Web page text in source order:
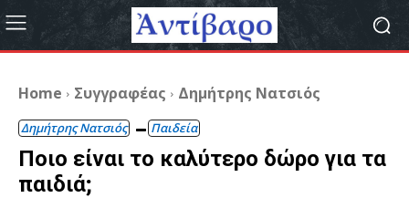
Home Συγγραφέας Δημήτρης Νατσιός
Δημήτρης Νατσιός Παιδεία
Ποιο είναι το καλύτερο δώρο για τα
παιδιά;